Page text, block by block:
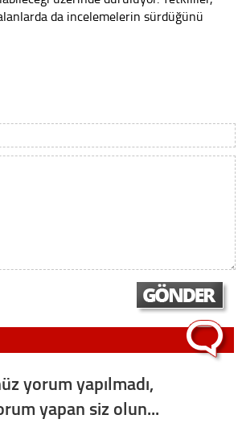
da incelemelerin sürdüğünü
yorum yapılmadı,
yapan siz olun...